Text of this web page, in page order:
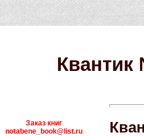
Квантик
Заказ книг
notabene_book@list.ru